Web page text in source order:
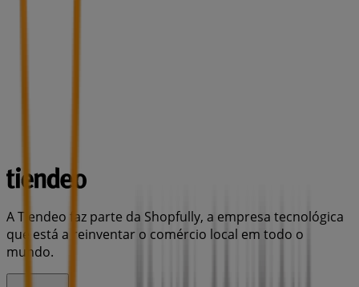
A Tiendeo faz parte da Shopfully, a empresa tecnológica
que está a reinventar o comércio local em todo o
mundo.